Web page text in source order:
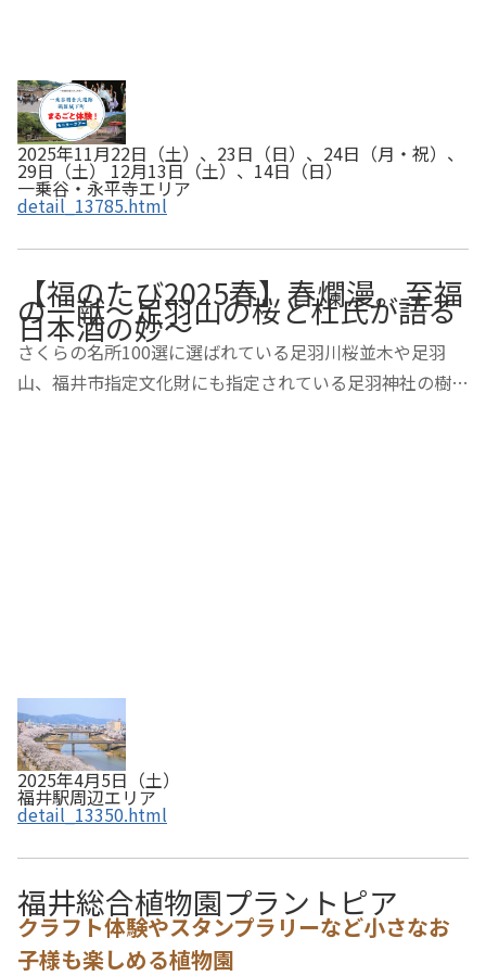
2025年11月22日（土）、23日（日）、24日（月・祝）、
29日（土） 12月13日（土）、14日（日）
一乗谷・永平寺エリア
detail_13785.html
【福のたび2025春】春爛漫。至福
の一献～足羽山の桜と杜氏が語る
日本酒の妙～
さくらの名所100選に選ばれている足羽川桜並木や足羽
山、福井市指定文化財にも指定されている足羽神社の樹齢
2025年4月5日（土）
福井駅周辺エリア
detail_13350.html
福井総合植物園プラントピア
クラフト体験やスタンプラリーなど小さなお
子様も楽しめる植物園